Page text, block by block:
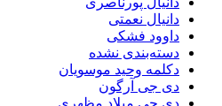
دانیال نعمتی
داوود فشکی
دسته‌بندی نشده
دکلمه وحید موسویان
دی جی آرگون
دی جی میلاد مظهری